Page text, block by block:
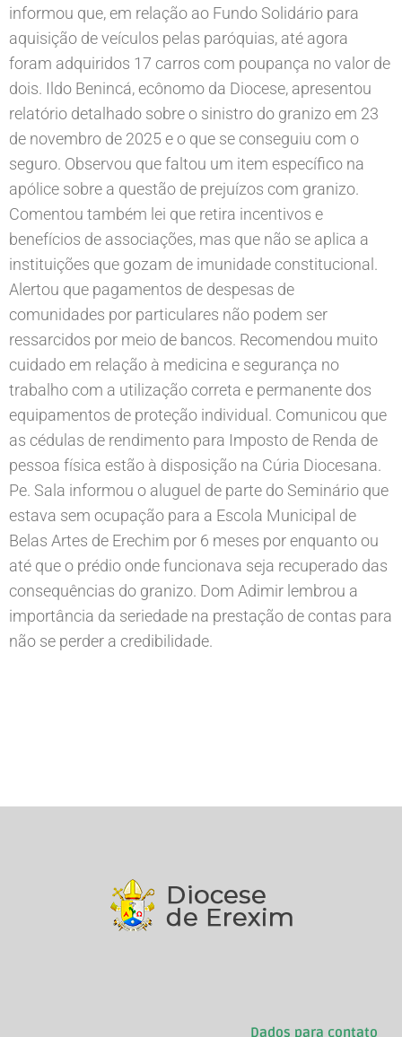
informou que, em relação ao Fundo Solidário para
aquisição de veículos pelas paróquias, até agora
foram adquiridos 17 carros com poupança no valor de
dois. Ildo Benincá, ecônomo da Diocese, apresentou
relatório detalhado sobre o sinistro do granizo em 23
de novembro de 2025 e o que se conseguiu com o
seguro. Observou que faltou um item específico na
apólice sobre a questão de prejuízos com granizo.
Comentou também lei que retira incentivos e
benefícios de associações, mas que não se aplica a
instituições que gozam de imunidade constitucional.
Alertou que pagamentos de despesas de
comunidades por particulares não podem ser
ressarcidos por meio de bancos. Recomendou muito
cuidado em relação à medicina e segurança no
trabalho com a utilização correta e permanente dos
equipamentos de proteção individual. Comunicou que
as cédulas de rendimento para Imposto de Renda de
pessoa física estão à disposição na Cúria Diocesana.
Pe. Sala informou o aluguel de parte do Seminário que
estava sem ocupação para a Escola Municipal de
Belas Artes de Erechim por 6 meses por enquanto ou
até que o prédio onde funcionava seja recuperado das
consequências do granizo. Dom Adimir lembrou a
importância da seriedade na prestação de contas para
não se perder a credibilidade.
Dados para contato